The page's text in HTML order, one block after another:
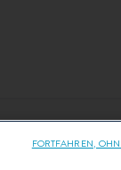
FORTFAHREN,